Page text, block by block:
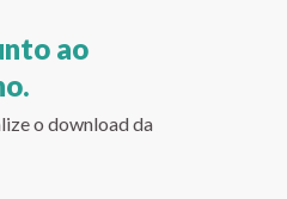
ao
o download da